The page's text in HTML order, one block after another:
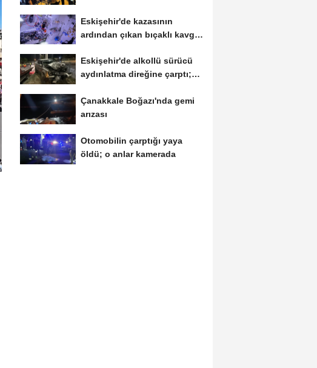
Eskişehir'de kazasının
ardından çıkan bıçaklı kavga
Eskişehir'de alkollü sürücü
aydınlatma direğine çarptı;
Çanakkale Boğazı'nda gemi
arızası
Otomobilin çarptığı yaya
öldü; o anlar kamerada